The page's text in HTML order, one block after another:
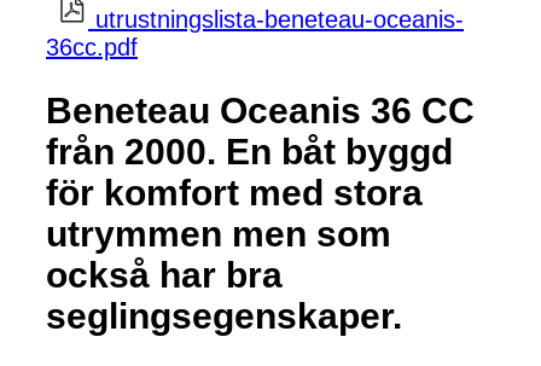
utrustningslista-beneteau-oceanis-
36cc.pdf
Beneteau Oceanis 36 CC
från 2000. En båt byggd
för komfort med stora
utrymmen men som
också har bra
seglingsegenskaper.